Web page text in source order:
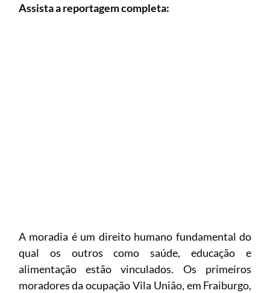
Assista a reportagem completa:
A moradia é um direito humano fundamental do
qual os outros como saúde, educação e
alimentação estão vinculados. Os primeiros
moradores da ocupação Vila União, em Fraiburgo,